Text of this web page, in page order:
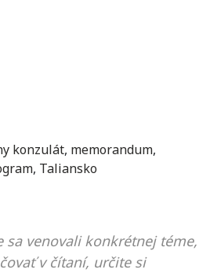
konzulát, memorandum,
, Taliansko
sa venovali konkrétnej téme,
v čítaní, určite si